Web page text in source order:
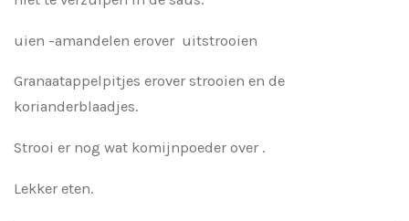
uien -amandelen erover uitstrooien
Granaatappelpitjes erover strooien en de
korianderblaadjes.
Strooi er nog wat komijnpoeder over .
Lekker eten.